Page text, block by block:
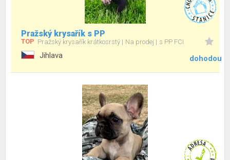
Pražský krysařík s PP
TOP Pražský krysařík krátkosrstý Na prodej s PP FCI
Jihlava dohodou